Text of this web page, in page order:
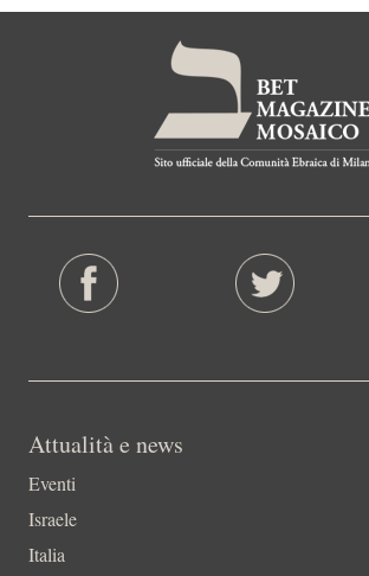
Attualità e news
Eventi
Israele
Italia